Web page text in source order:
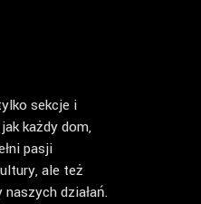
sekcje i
każdy dom,
pasji
ale też
działań.